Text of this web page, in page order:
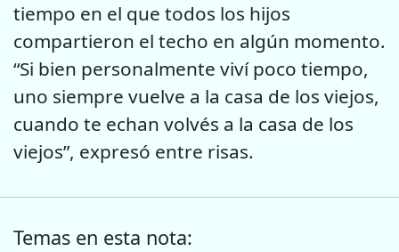
tiempo en el que todos los hijos
compartieron el techo en algún momento.
“Si bien personalmente viví poco tiempo,
uno siempre vuelve a la casa de los viejos,
cuando te echan volvés a la casa de los
viejos”, expresó entre risas.
Temas en esta nota: